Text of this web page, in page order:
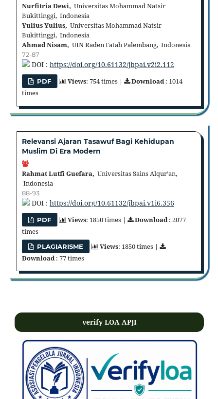
Nurfitria Dewi, Universitas Mohammad Natsir
Bukittinggi, Indonesia
Yulius Yulius, Universitas Mohammad Natsir
Bukittinggi, Indonesia
Ahmad Nisam, UIN Raden Fatah Palembang, Indonesia
72-87
DOI : https://doi.org/10.61132/jbpai.v2i2.112
PDF Views: 754 times | Download: 1014
times
Relevansi Ajaran Tasawuf Bagi Kehidupan
Muslim Di Era Modern
Rahmat Lutfi Guefara, Universitas Sains Alqur’an,
Indonesia
88-93
DOI : https://doi.org/10.61132/jbpai.v1i6.356
PDF Views: 1850 times | Download: 2077
times
PLAGIARISME Views: 1850 times |
Download: 77 times
verify LOA APJI